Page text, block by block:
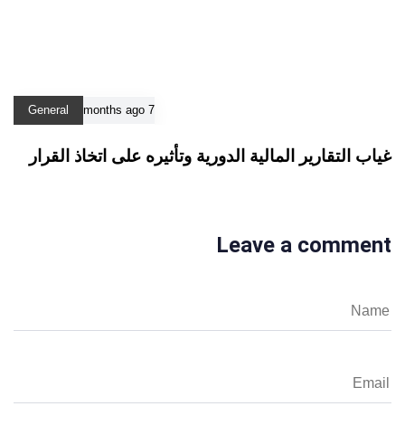
7 months ago
General
غياب التقارير المالية الدورية وتأثيره على اتخاذ القرار
Leave a comment